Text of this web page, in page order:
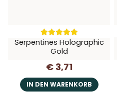
Serpentines Holographic
Gold
€ 3,71
IN DEN WARENKORB